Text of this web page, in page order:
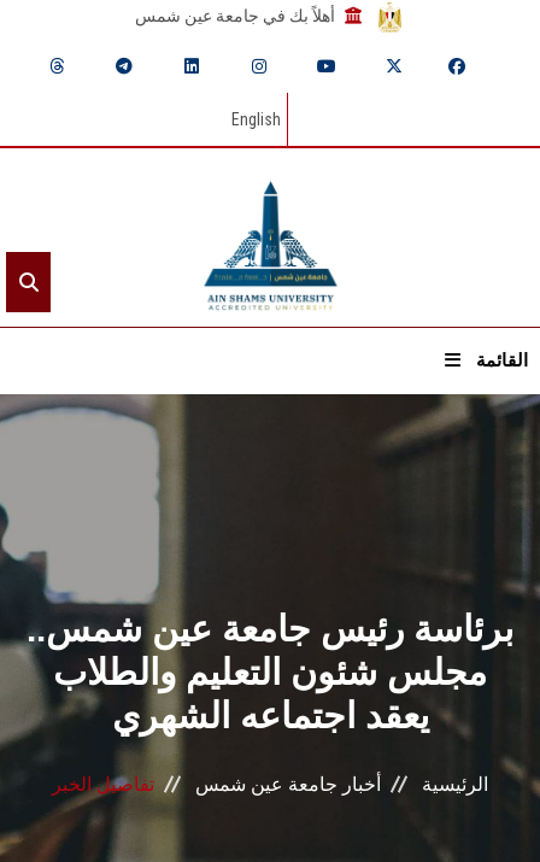
أهلاً بك في جامعة عين شمس
English
القائمة
الرئيسيـة
القطاعـات
الشئون الأكاديمية
البحث العلمي
المراكز والوحدات
برئاسة رئيس جامعة عين شمس..
مجلس شئون التعليم والطلاب
يعقد اجتماعه الشهري
الرئيسية أخبار جامعة عين شمس تفاصيل الخبر